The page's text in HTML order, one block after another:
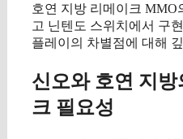
호연 지방 리메이크 MMO
고 닌텐도 스위치에서 구
플레이의 차별점에 대해
신오와 호연 지방
크 필요성